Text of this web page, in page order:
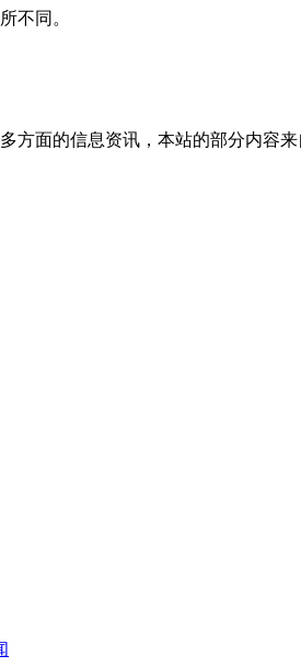
不同。
面的信息资讯，本站的部分内容